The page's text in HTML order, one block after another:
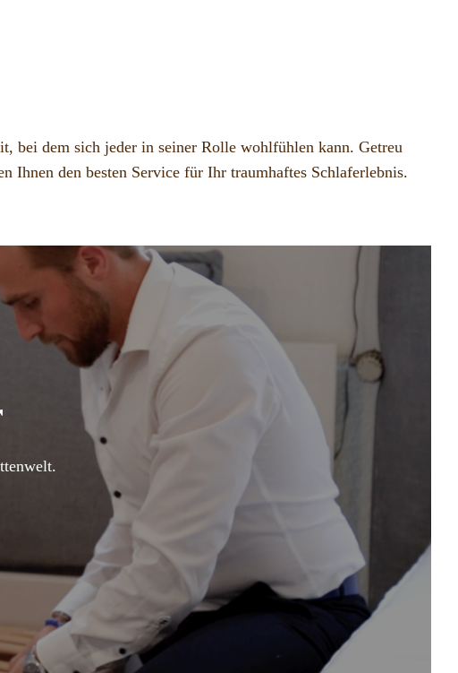
bei dem sich jeder in seiner Rolle wohlfühlen kann. Getreu
Ihnen den besten Service für Ihr traumhaftes Schlaferlebnis.